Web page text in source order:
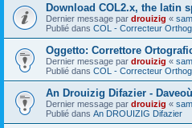
Download COL2.x, the latin
Dernier message par drouizig «
Publié dans COL - Correcteur
Oggetto: Correttore
Dernier message par drouizig «
Publié dans COL - Correcteur
An Drouizig Difazier -
Dernier message par drouizig «
Publié dans An DROUIZIG Difazier